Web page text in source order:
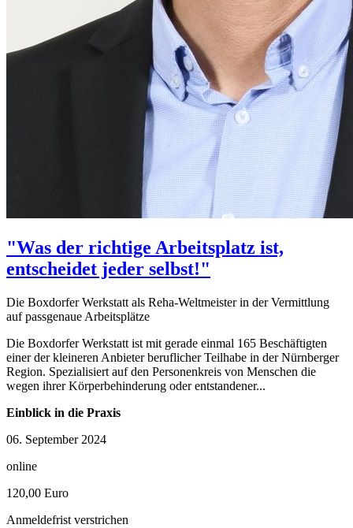
"Was der richtige Arbeitsplatz ist,
entscheidet jeder selbst!"
Die Boxdorfer Werkstatt als Reha-Weltmeister in der Vermittlung
auf passgenaue Arbeitsplätze
Die Boxdorfer Werkstatt ist mit gerade einmal 165 Beschäftigten
einer der kleineren Anbieter beruflicher Teilhabe in der Nürnberger
Region. Spezialisiert auf den Personenkreis von Menschen die
wegen ihrer Körperbehinderung oder entstandener...
Einblick in die Praxis
06. September 2024
online
120,00 Euro
Anmeldefrist verstrichen